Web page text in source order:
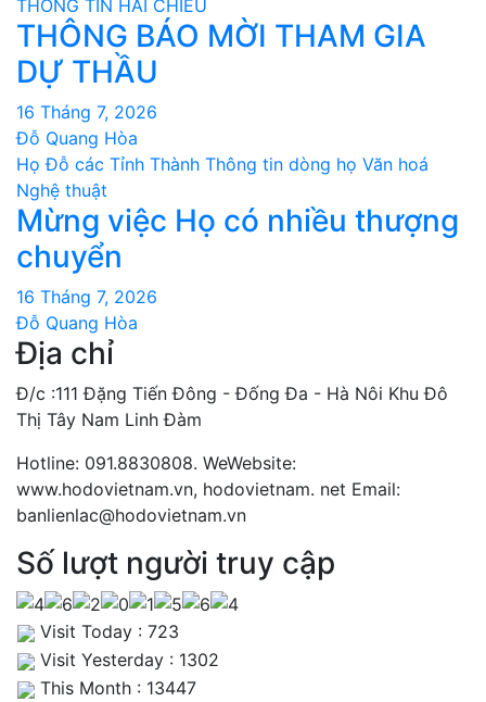
THÔNG TIN HAI CHIỀU
THÔNG BÁO MỜI THAM GIA
DỰ THẦU
16 Tháng 7, 2026
Đỗ Quang Hòa
Họ Đỗ các Tỉnh Thành Thông tin dòng họ Văn hoá
Nghệ thuật
Mừng việc Họ có nhiều thượng
chuyển
16 Tháng 7, 2026
Đỗ Quang Hòa
Địa chỉ
Đ/c :111 Đặng Tiến Đông - Đống Đa - Hà Nôi Khu Đô
Thị Tây Nam Linh Đàm
Hotline: 091.8830808. WeWebsite:
www.hodovietnam.vn, hodovietnam. net Email:
banlienlac@hodovietnam.vn
Số lượt người truy cập
Visit Today : 723
Visit Yesterday : 1302
This Month : 13447